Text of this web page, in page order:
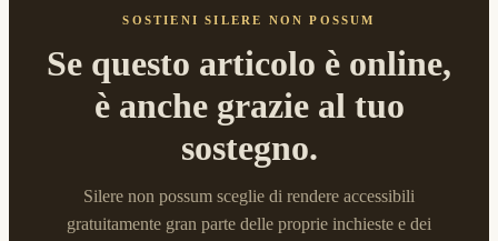
SOSTIENI SILERE NON POSSUM
Se questo articolo è online,
è anche grazie al tuo
sostegno.
Silere non possum sceglie di rendere accessibili
gratuitamente gran parte delle proprie inchieste e dei